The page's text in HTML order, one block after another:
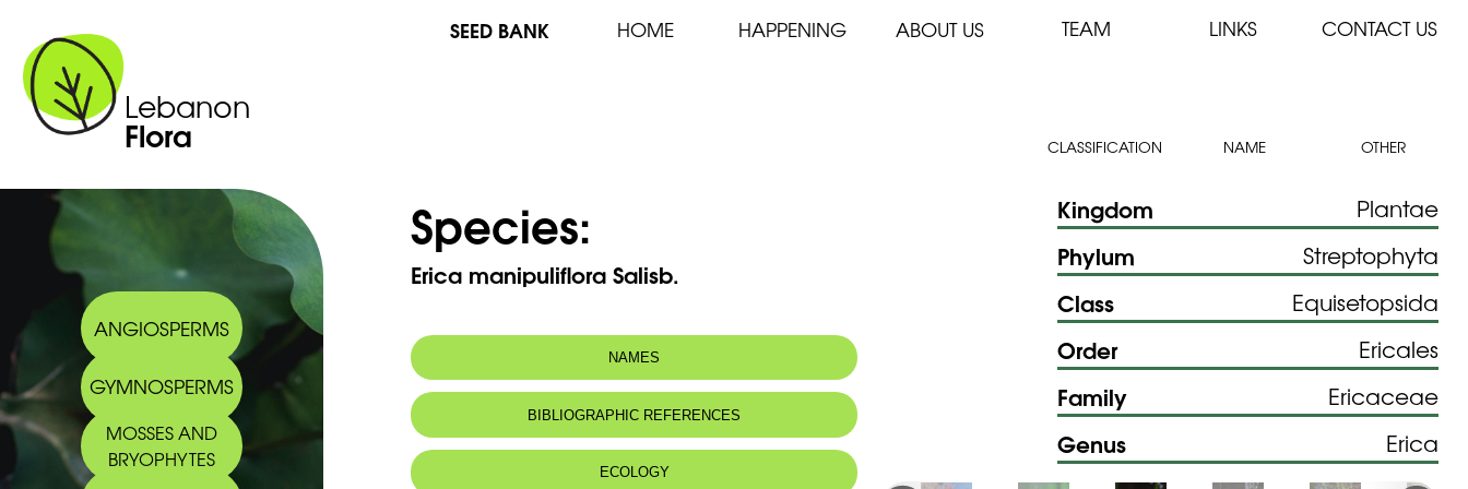
Lebanon
Flora
SEED BANK HOME HAPPENING ABOUT US TEAM LINKS CONTACT US
CLASSIFICATION NAME OTHER
ANGIOSPERMS
GYMNOSPERMS
MOSSES AND
BRYOPHYTES
Species:
Erica manipuliflora Salisb.
NAMES
BIBLIOGRAPHIC REFERENCES
ECOLOGY
Kingdom Plantae
Phylum Streptophyta
Class Equisetopsida
Order Ericales
Family Ericaceae
Genus Erica